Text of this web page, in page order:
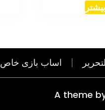
اساب بازی خاص
A theme